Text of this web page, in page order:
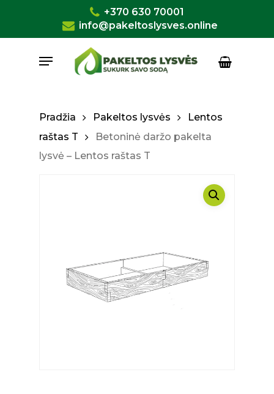
main
+370 630 70001
info@pakeltoslysves.online
Menu
Krepšelis
Cart
Pradžia Pakeltos lysvės
Lentos
raštas T
Betoninė daržo pakelta
lysvė – Lentos raštas T